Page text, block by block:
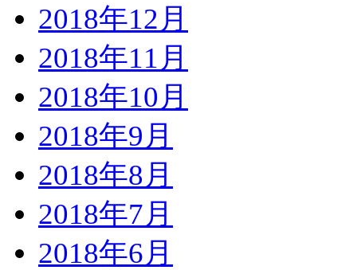
2018年12月
2018年11月
2018年10月
2018年9月
2018年8月
2018年7月
2018年6月